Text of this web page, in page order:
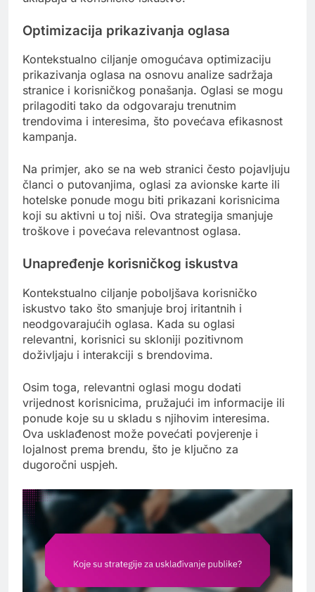
Optimizacija prikazivanja oglasa
Kontekstualno ciljanje omogućava optimizaciju
prikazivanja oglasa na osnovu analize sadržaja
stranice i korisničkog ponašanja. Oglasi se mogu
prilagoditi tako da odgovaraju trenutnim
trendovima i interesima, što povećava efikasnost
kampanja.
Na primjer, ako se na web stranici često pojavljuju
članci o putovanjima, oglasi za avionske karte ili
hotelske ponude mogu biti prikazani korisnicima
koji su aktivni u toj niši. Ova strategija smanjuje
troškove i povećava relevantnost oglasa.
Unapređenje korisničkog iskustva
Kontekstualno ciljanje poboljšava korisničko
iskustvo tako što smanjuje broj iritantnih i
neodgovarajućih oglasa. Kada su oglasi
relevantni, korisnici su skloniji pozitivnom
doživljaju i interakciji s brendovima.
Osim toga, relevantni oglasi mogu dodati
vrijednost korisnicima, pružajući im informacije ili
ponude koje su u skladu s njihovim interesima.
Ova usklađenost može povećati povjerenje i
lojalnost prema brendu, što je ključno za
dugoročni uspjeh.